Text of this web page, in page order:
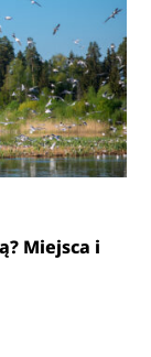
Miejsca i